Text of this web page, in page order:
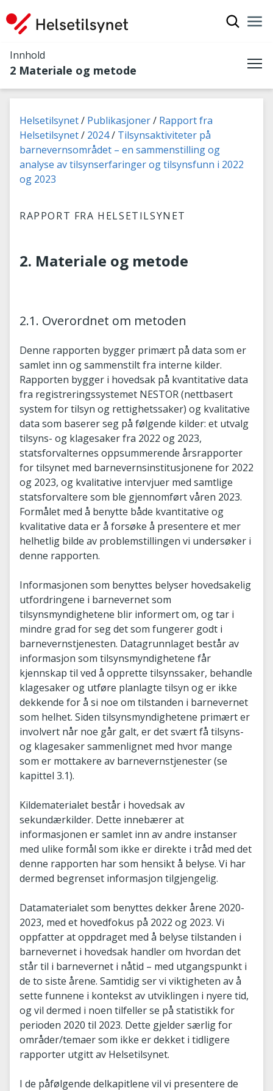
Innhold
2 Materiale og metode
Du er her:
Helsetilsynet Publikasjoner
Rapport fra
Helsetilsynet
2024
Tilsynsaktiviteter på
barnevernsområdet – en sammenstilling og
analyse av tilsynserfaringer og tilsynsfunn i 2022
og 2023
RAPPORT FRA HELSETILSYNET
2. Materiale og metode
2.1. Overordnet om metoden
Denne rapporten bygger primært på data som er
samlet inn og sammenstilt fra interne kilder.
Rapporten bygger i hovedsak på kvantitative data
fra registreringssystemet NESTOR (nettbasert
system for tilsyn og rettighetssaker) og kvalitative
data som baserer seg på følgende kilder: et utvalg
tilsyns- og klagesaker fra 2022 og 2023,
statsforvalternes oppsummerende årsrapporter
for tilsynet med barnevernsinstitusjonene for 2022
og 2023, og kvalitative intervjuer med samtlige
statsforvaltere som ble gjennomført våren 2023.
Formålet med å benytte både kvantitative og
kvalitative data er å forsøke å presentere et mer
helhetlig bilde av problemstillingen vi undersøker i
denne rapporten.
Informasjonen som benyttes belyser hovedsakelig
utfordringene i barnevernet som
tilsynsmyndighetene blir informert om, og tar i
mindre grad for seg det som fungerer godt i
barnevernstjenesten. Datagrunnlaget består av
informasjon som tilsynsmyndighetene får
kjennskap til ved å opprette tilsynssaker, behandle
klagesaker og utføre planlagte tilsyn og er ikke
dekkende for å si noe om tilstanden i barnevernet
som helhet. Siden tilsynsmyndighetene primært er
involvert når noe går galt, er det svært få tilsyns-
og klagesaker sammenlignet med hvor mange
som er mottakere av barnevernstjenester (se
kapittel 3.1).
Kildematerialet består i hovedsak av
sekundærkilder. Dette innebærer at
informasjonen er samlet inn av andre instanser
med ulike formål som ikke er direkte i tråd med det
denne rapporten har som hensikt å belyse. Vi har
dermed begrenset informasjon tilgjengelig.
Datamaterialet som benyttes dekker årene 2020-
2023, med et hovedfokus på 2022 og 2023. Vi
oppfatter at oppdraget med å belyse tilstanden i
barnevernet i hovedsak handler om hvordan det
står til i barnevernet i nåtid – med utgangspunkt i
de to siste årene. Samtidig ser vi viktigheten av å
sette funnene i kontekst av utviklingen i nyere tid,
og vil dermed i noen tilfeller se på statistikk for
perioden 2020 til 2023. Dette gjelder særlig for
områder/temaer som ikke er dekket i tidligere
rapporter utgitt av Helsetilsynet.
I de påfølgende delkapitlene vil vi presentere de